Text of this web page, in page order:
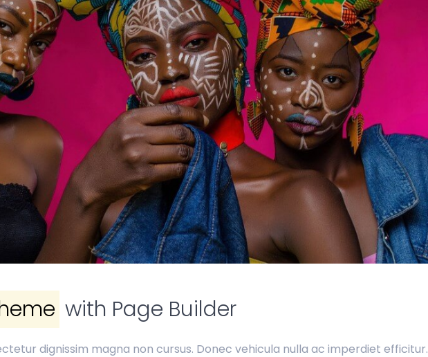
with Page Builder
dignissim magna non cursus. Donec vehicula nulla ac imperdiet efficitur.